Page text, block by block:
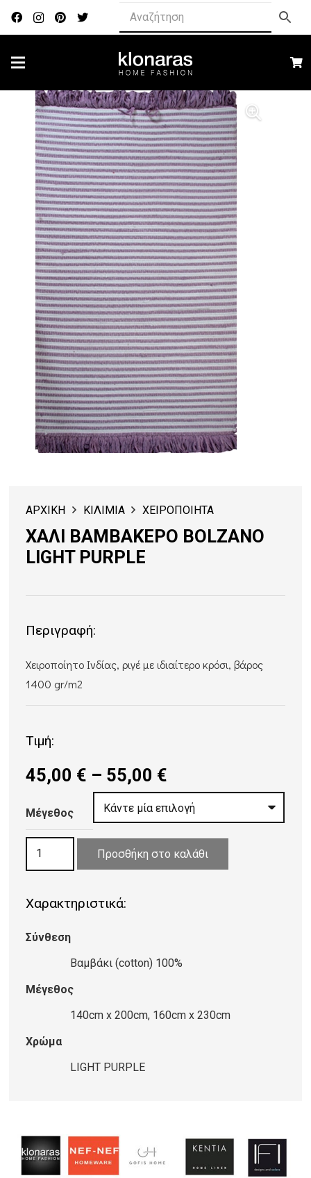
ΑΡΧΙΚΗ ΚΙΛΙΜΙΑ ΧΕΙΡΟΠΟΙΗΤΑ
ΧΑΛΙ ΒΑΜΒΑΚΕΡΟ BOLZANO
LIGHT PURPLE
Περιγραφή:
Χειροποίητο Ινδίας, ριγέ με ιδιαίτερο κρόσι, βάρος
1400 gr/m2
Τιμή:
45,00 € – 55,00 €
range:
45,00 €
55,00 €
Μέγεθος
ΧΑΛΙ
LIGHT
ποσότητα
Προσθήκη στο καλάθι
Χαρακτηριστικά:
Σύνθεση
Βαμβάκι (cotton) 100%
Μέγεθος
140cm x 200cm, 160cm x 230cm
Χρώμα
LIGHT PURPLE